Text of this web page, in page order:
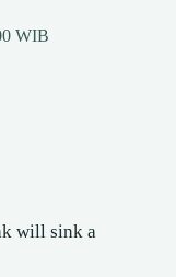
WIB
will sink a